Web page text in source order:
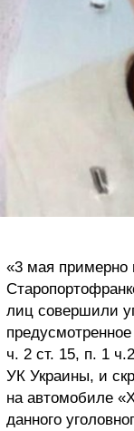
«3 мая примерно
лиц совершили
предусмотренное
ч. 2 ст. 15, п. 1
УК Украины, и
на автомобиле
данного